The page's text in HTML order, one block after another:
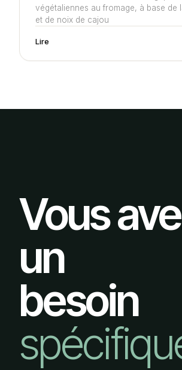
végétaliennes au fromage, à base de
et de noix de cajou
Lire
Vous
un
besoin